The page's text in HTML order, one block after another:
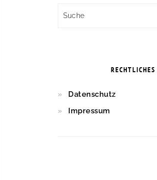
Suche
RECHTLICHES
Datenschutz
Impressum